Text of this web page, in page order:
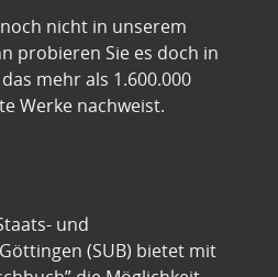
nicht in unserem
probieren Sie es doch in
mehr als 1.600.000
Werke nachweist.
und
(SUB) bietet mit